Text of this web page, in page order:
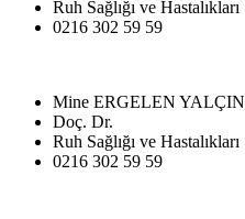
Ruh Sağlığı ve Hastalıkları
0216 302 59 59
Mine ERGELEN YALÇIN
Doç. Dr.
Ruh Sağlığı ve Hastalıkları
0216 302 59 59